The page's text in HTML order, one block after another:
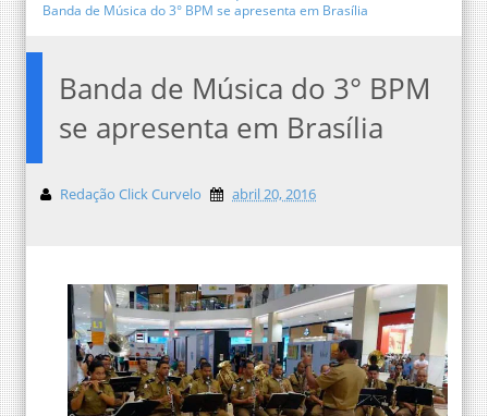
Banda de Música do 3° BPM se apresenta em Brasília
Banda de Música do 3° BPM
se apresenta em Brasília
Redação Click Curvelo abril 20, 2016